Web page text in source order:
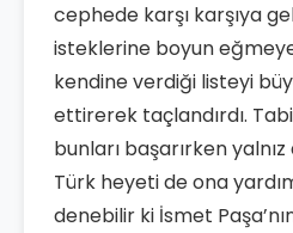
cephede karşı karşıya
isteklerine boyun
kendine verdiği listeyi
ettirerek taçlandırdı.
bunları başarırken
Türk heyeti de ona
denebilir ki İsmet